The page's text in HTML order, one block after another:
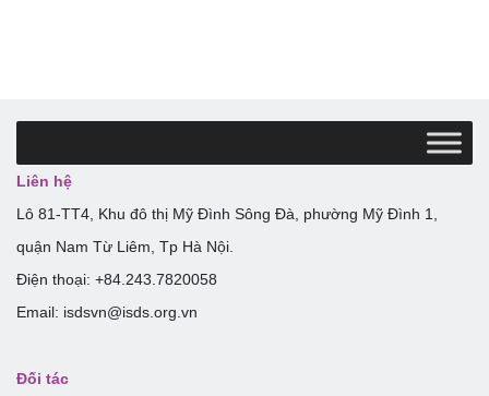
Liên hệ
Lô 81-TT4, Khu đô thị Mỹ Đình Sông Đà, phường Mỹ Đình 1,
quận Nam Từ Liêm, Tp Hà Nội.
Điện thoại: +84.243.7820058
Email: isdsvn@isds.org.vn
Đối tác